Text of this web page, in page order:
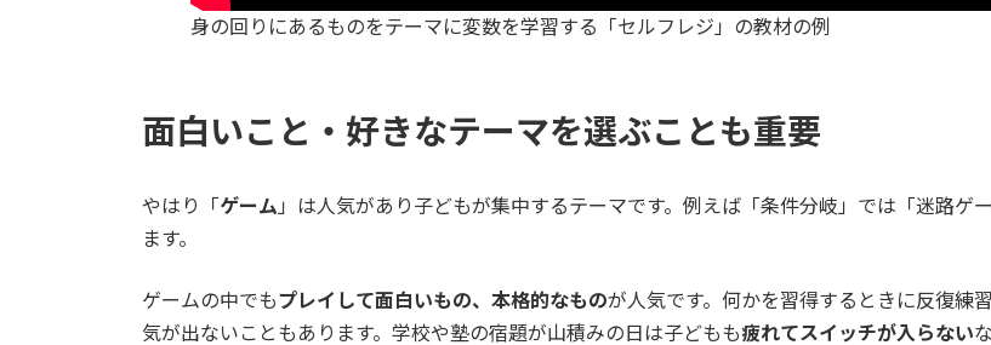
身の回りにあるものをテーマに変数を学習する「セルフレジ」の教材の例
面白いこと・好きなテーマを選ぶことも重要
やはり「ゲーム 」は人気があり子どもが集中するテーマです。例えば「条件分岐」では「迷路ゲ
ます。
ゲームの中でもプレイして面白いもの、本格的なものが人気です。何かを習得するときに反復練
気が出ないこともあります。学校や塾の宿題が山積みの日は子どもも疲れてスイッチが入らない